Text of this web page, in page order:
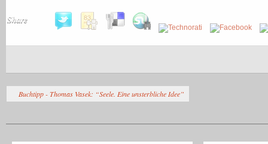
Share
Buchtipp - Thomas Vasek: “Seele. Eine unsterbliche Idee”